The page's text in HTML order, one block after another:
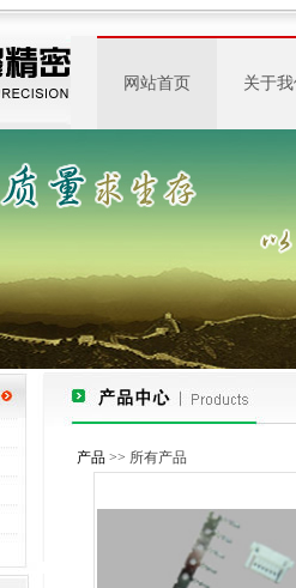
网站首页 关于
企业荣
企业精
产品>> 所有产品